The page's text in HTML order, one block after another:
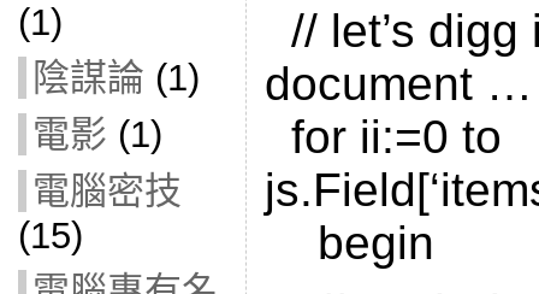
(1)
陰謀論 (1)
電影 (1)
電腦密技
(15)
// let’s
document …
for ii:=0 to
begin